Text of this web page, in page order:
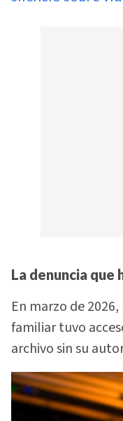
La denuncia que
En marzo de
familiar tuvo
archivo sin su